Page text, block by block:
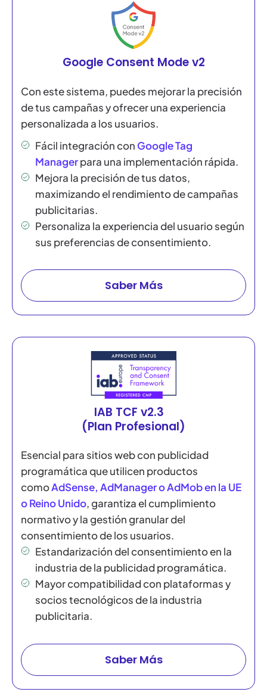
Google Consent Mode v2
Con este sistema, puedes mejorar la precisión
de tus campañas y ofrecer una experiencia
personalizada a los usuarios.
Fácil integración con Google Tag
Managerpara una implementación rápida.
Mejora la precisión de tus datos,
maximizando el rendimiento de campañas
publicitarias.
Personaliza la experiencia del usuario según
sus preferencias de consentimiento.
Saber Más
IAB TCF v2.3
(Plan Profesional)
Esencial para sitios web con publicidad
programática que utilicen productos
comoAdSense, AdManager o AdMob en la UE
o Reino Unido, garantiza el cumplimiento
normativo y la gestión granular del
consentimiento de los usuarios.
Estandarización del consentimiento en la
industria de la publicidad programática.
Mayor compatibilidad con plataformas y
socios tecnológicos de la industria
publicitaria.
Saber Más